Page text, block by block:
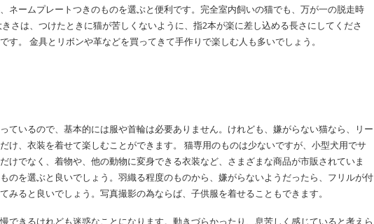
ネームプレートつきのものを選ぶと便利です。完全室内飼いの猫でも、万が一の脱走時
さは、つけたときに猫が苦しくないように、指2本が楽に差し込める長さにしてくださ
す。 金具とリボンや革などを買ってきて手作りで楽しむ人も多いでしょう。
ているので、基本的には服や首輪は必要ありません。けれども、嫌がらない猫なら、リー
け、衣装を着せて楽しむことができます。 猫専用のものは少ないですが、小型犬用でサ
けでなく、着物や、他の動物に変身できる衣装など、さまざまな商品が市販されていま
のを選ぶと良いでしょう。羽織る程度のものから、嫌がらないようだったら、フリルが付
みると良いでしょう。写真撮影の為ならば、子供服を着せることもできます。
できるけれども迷惑なことになります。動きづらかったり、息苦しく感じていると考えら